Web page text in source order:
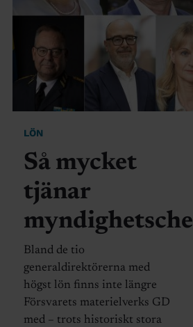
LÖN
Så mycket
tjänar
Bland de tio
generaldirektörerna med
högst lön finns inte längre
Försvarets materielverks GD
med – trots historiskt stora